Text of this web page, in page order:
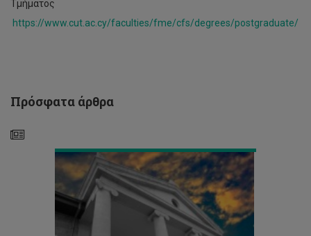
Τμήματος
https://www.cut.ac.cy/faculties/fme/cfs/degrees/postgraduate/
Πρόσφατα άρθρα
σκόνης
ερήμου
στο
σχολικό